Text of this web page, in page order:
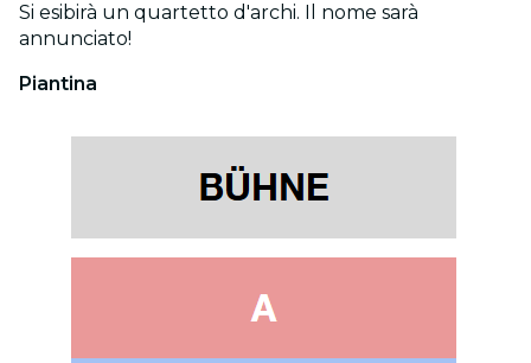
Si esibirà un quartetto d'archi. Il nome sarà
annunciato!
Piantina